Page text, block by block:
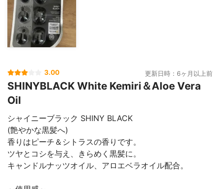
3.00 更新日時：6ヶ月以上前
SHINYBLACK White Kemiri＆Aloe Vera
Oil
シャイニーブラック SHINY BLACK
(艶やかな黒髪へ)
香りはピーチ＆シトラスの香りです。
ツヤとコシを与え、きらめく黒髪に。
キャンドルナッツオイル、アロエベラオイル配合。